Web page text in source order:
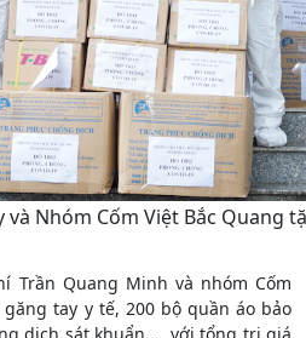
và Nhóm Cốm Việt Bắc Quang
Trần Quang Minh và nhóm Cốm
tay y tế, 200 bộ quần áo bảo